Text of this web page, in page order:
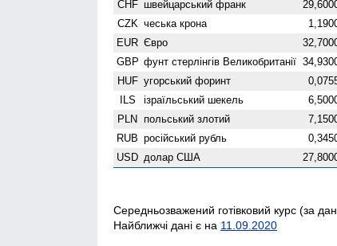
CHF швейцарський франк
CZK чеська крона
EUR Євро
GBP фунт стерлінгів Велико­британії
HUF угорський форинт
ILS ізраїльський шекель
PLN польський злотий
RUB російський рубль
USD долар США
Середньозважений готівковий курс (за
Найближчі дані є на 11.09.2020